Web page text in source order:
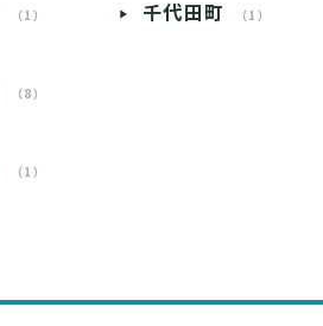
（1） 千代田町 （1）
（8）
（1）